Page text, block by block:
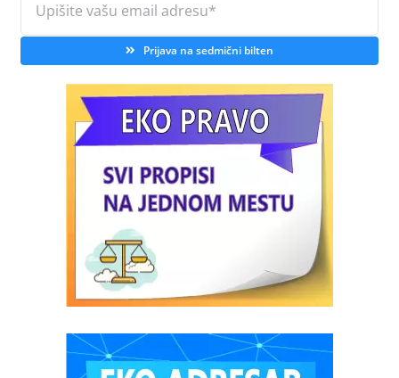
Prijava na sedmični bilten